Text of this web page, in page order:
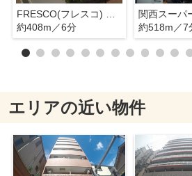
約408m／6分
関西スーパ
約518m／7
エリアの近い物件